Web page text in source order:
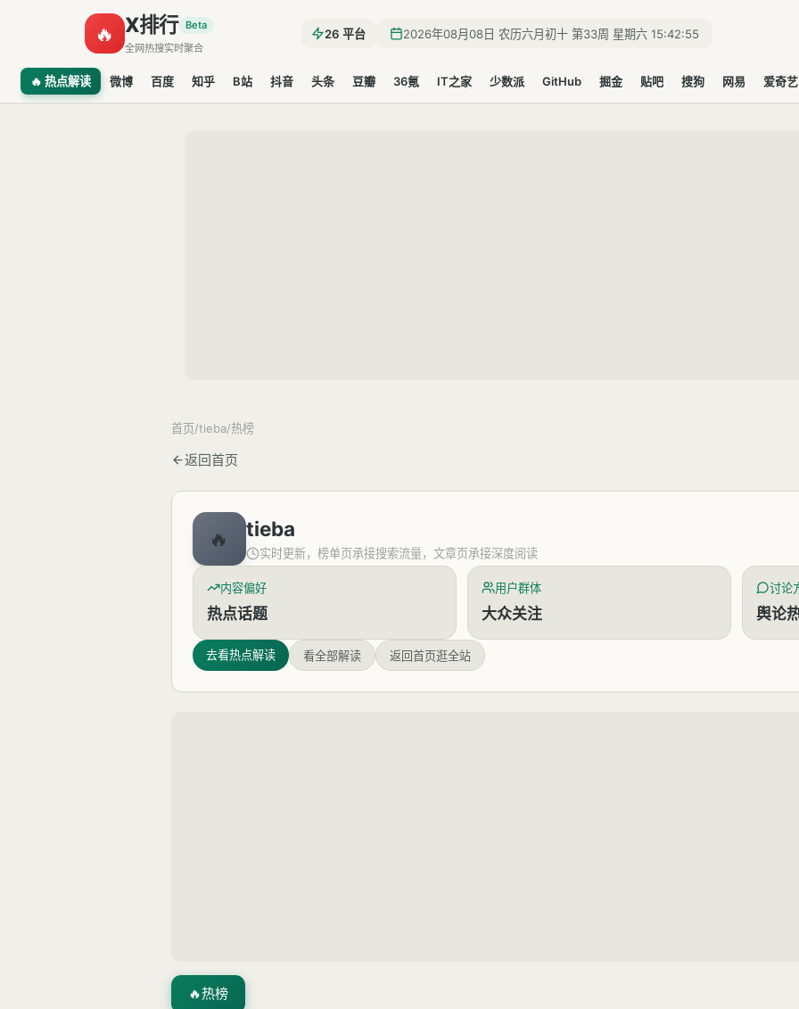
🔥 X排行 Beta
全网热搜实时聚合
26 平台 2026年08月08日 农历六月初十 第33周 星期六 15:42:56
🔥 热点解读 微博 百度 知乎 B站 抖音 头条 豆瓣 36氪 IT之家 少数派 GitHub 掘金 贴吧 搜狗 网易 爱奇艺
首页/tieba/热榜
返回首页
🔥 tieba
实时更新，榜单页承接搜索流量，文章页承接深度阅读
内容偏好
热点话题
用户群体
大众关注
讨论
舆论
去看热点解读 看全部解读 返回首页逛全站
🔥热榜